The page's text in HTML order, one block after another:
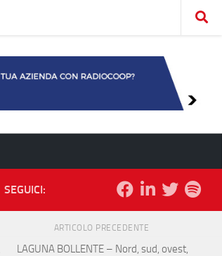
SEGUICI:
ARTICOLO PRECEDENTE
LAGUNA BOLLENTE – Nord, sud, ovest,